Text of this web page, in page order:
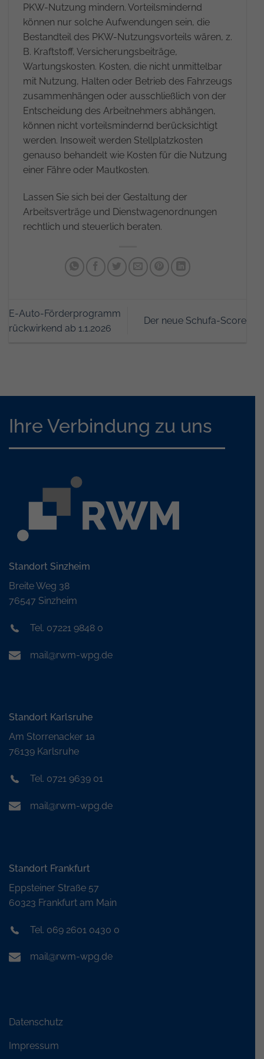
PKW-Nutzung mindern. Vorteilsmindernd
können nur solche Aufwendungen sein, die
Bestandteil des PKW-Nutzungsvorteils wären, z.
B. Kraftstoff, Versicherungsbeiträge,
Wartungskosten. Kosten, die nicht unmittelbar
mit Nutzung, Halten oder Betrieb des Fahrzeugs
zusammenhängen oder ausschließlich von der
Entscheidung des Arbeitnehmers abhängen,
können nicht vorteilsmindernd berücksichtigt
werden. Insoweit werden Stellplatzkosten
genauso behandelt wie Kosten für die Nutzung
einer Fähre oder Mautkosten.
Lassen Sie sich bei der Gestaltung der
Arbeitsverträge und Dienstwagenordnungen
rechtlich und steuerlich beraten.
E-Auto-Förderprogramm
rückwirkend ab 1.1.2026
Der neue Schufa-Score
Ihre Verbindung zu uns
Standort Sinzheim
Breite Weg 38
76547 Sinzheim
Tel. 07221 9848 0
mail@rwm-wpg.de
Standort Karlsruhe
Am Storrenacker 1a
76139 Karlsruhe
Tel. 0721 9639 01
mail@rwm-wpg.de
Standort Frankfurt
Eppsteiner Straße 57
60323 Frankfurt am Main
Tel. 069 2601 0430 0
mail@rwm-wpg.de
Datenschutz
Impressum